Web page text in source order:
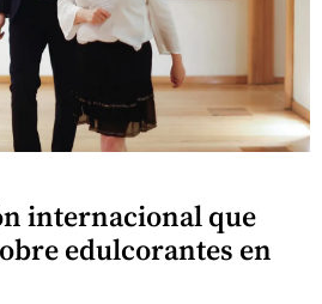
internacional que
edulcorantes en